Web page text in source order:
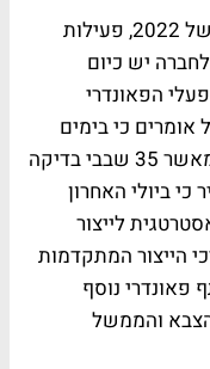
באינטל מציינים כי מאז הרבעון השני של 2022, פעילות
יש כיום
10 לקוחות מפעלי הפאונדרי
אומרים כי בימים
אלה הם בוחנים שילוב של לא פחות מאשר 35 שבבי בדיקה
כי ביולי האחרון
לייצור
הייצור המתקדמות
פאונדרי נוסף
והממשל